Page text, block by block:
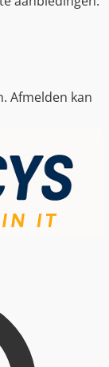
Afmelden kan